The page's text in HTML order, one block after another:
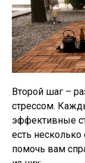
Второй шаг –
стрессом.
эффективные
есть
помочь вам